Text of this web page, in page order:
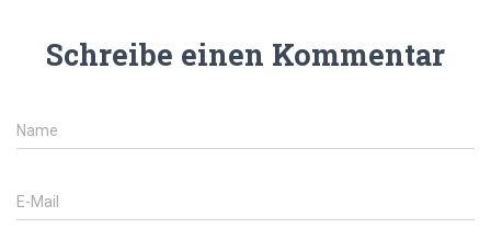
Schreibe einen Kommentar
Name
E-Mail